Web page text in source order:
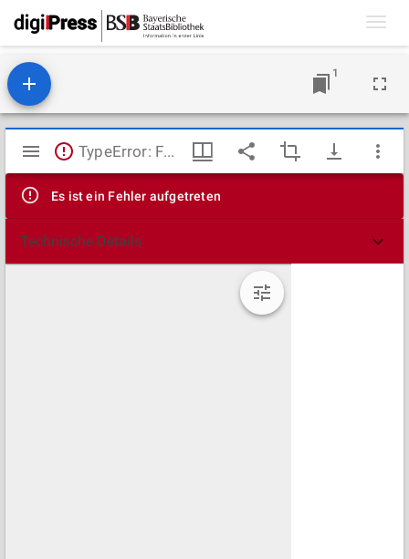
1
Mirador
Viewer
TypeError: Failed to fetch
Es ist ein Fehler aufgetreten
Technische Details